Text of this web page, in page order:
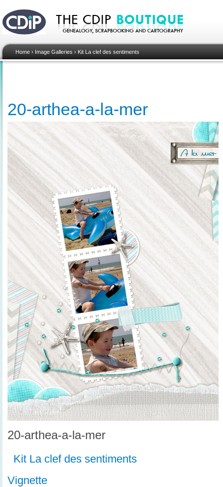
Home › Image Galleries › Kit La clef des sentiments
20-arthea-a-la-mer
20-arthea-a-la-mer
Kit La clef des sentiments
Vignette